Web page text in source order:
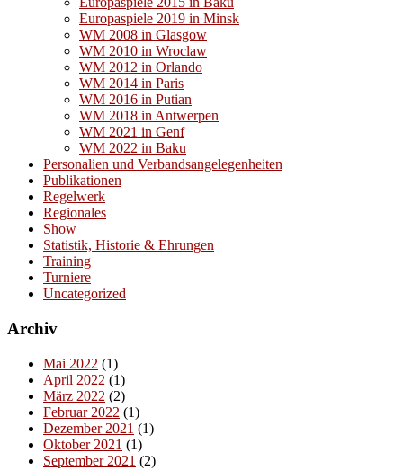
Europaspiele 2019 in Minsk
WM 2008 in Glasgow
WM 2010 in Wroclaw
WM 2012 in Orlando
WM 2014 in Paris
WM 2016 in Putian
WM 2018 in Antwerpen
WM 2021 in Genf
WM 2022 in Baku
Personalien und Verbandsangelegenheiten
Publikationen
Regelwerk
Regionales
Show
Statistik, Historie & Ehrungen
Training
Turniere
Uncategorized
Archiv
Mai 2022 (1)
April 2022 (1)
März 2022 (2)
Februar 2022 (1)
Dezember 2021 (1)
Oktober 2021 (1)
September 2021 (2)